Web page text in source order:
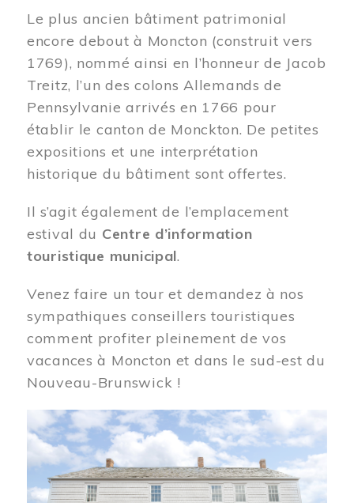
Le plus ancien bâtiment patrimonial
encore debout à Moncton (construit vers
1769), nommé ainsi en l’honneur de Jacob
Treitz, l’un des colons Allemands de
Pennsylvanie arrivés en 1766 pour
établir le canton de Monckton. De petites
expositions et une interprétation
historique du bâtiment sont offertes.
Il s’agit également de l’emplacement
estival du Centre d’information
touristique municipal.
Venez faire un tour et demandez à nos
sympathiques conseillers touristiques
comment profiter pleinement de vos
vacances à Moncton et dans le sud-est du
Nouveau-Brunswick !
Image